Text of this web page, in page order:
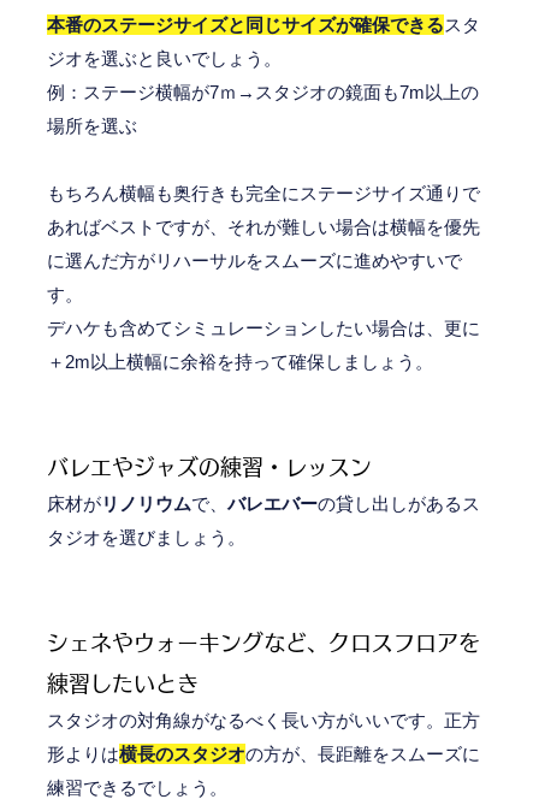
本番のステージサイズと同じサイズが確保できるスタ
ジオを選ぶと良いでしょう。
例：ステージ横幅が7ｍ→スタジオの鏡面も7m以上の
場所を選ぶ
もちろん横幅も奥行きも完全にステージサイズ通りで
あればベストですが、それが難しい場合は横幅を優先
に選んだ方がリハーサルをスムーズに進めやすいで
す。
デハケも含めてシミュレーションしたい場合は、更に
＋2m以上横幅に余裕を持って確保しましょう。
バレエやジャズの練習・レッスン
床材がリノリウムで、バレエバーの貸し出しがあるス
タジオを選びましょう。
シェネやウォーキングなど、クロスフロアを
練習したいとき
スタジオの対角線がなるべく長い方がいいです。正方
形よりは横長のスタジオの方が、長距離をスムーズに
練習できるでしょう。